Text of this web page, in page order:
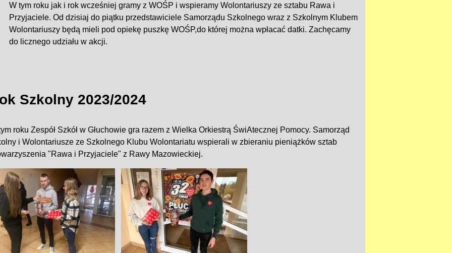
W tym roku jak i rok wcześniej gramy z WOŚP i wspieramy Wolontariuszy ze sztabu Rawa i
Przyjaciele. Od dzisiaj do piątku przedstawiciele Samorządu Szkolnego wraz z Szkolnym Klubem
Wolontariuszy będą mieli pod opiekę puszkę WOŚP,do której można wpłacać datki. Zachęcamy
do licznego udziału w akcji.
Szkolny 2023/2024
roku Zespół Szkół w Głuchowie gra razem z Wielka Orkiestrą ŚwiAtecznej Pomocy. Samorząd
i Wolontariusze ze Szkolnego Klubu Wolontariatu wspierali w zbieraniu pieniążków sztab
"Rawa i Przyjaciele" z Rawy Mazowieckiej.